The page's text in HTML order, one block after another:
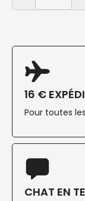
16 €
Pour toutes
CHAT EN